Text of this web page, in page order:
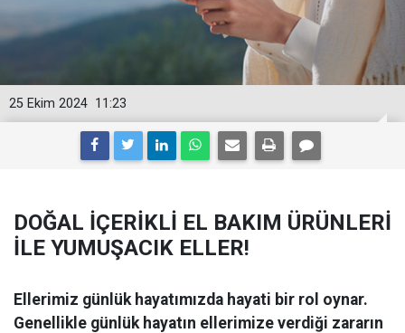
11:23
25 Ekim 2024
DOĞAL İÇERİKLİ EL BAKIM ÜRÜNLERİ
İLE YUMUŞACIK ELLER!
Ellerimiz günlük hayatımızda hayati bir rol oynar.
Genellikle günlük hayatın ellerimize verdiği zararın